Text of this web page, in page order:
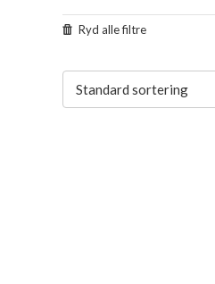
Ryd alle filtre